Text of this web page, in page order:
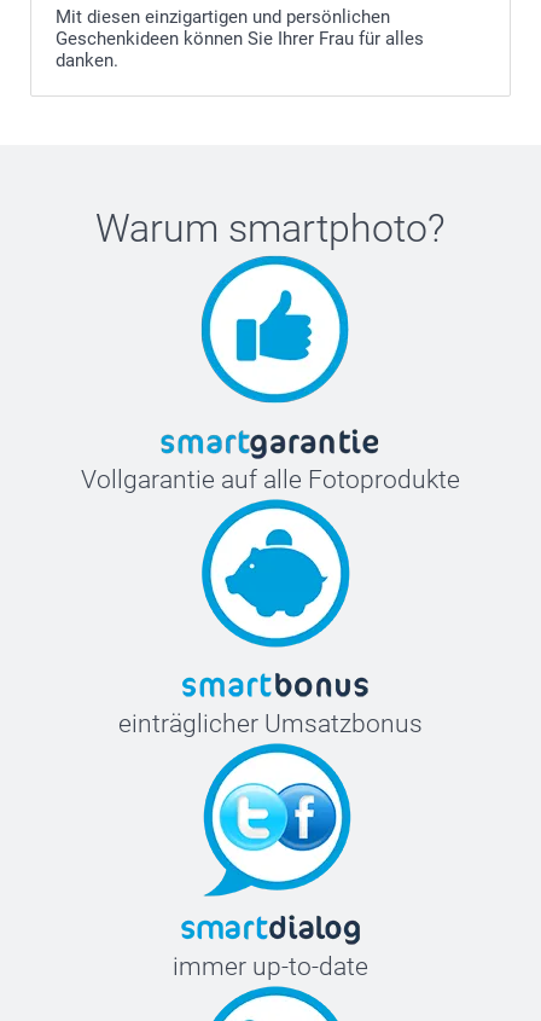
Mit diesen einzigartigen und persönlichen
Geschenkideen können Sie Ihrer Frau für alles
danken.
Warum smartphoto?
Vollgarantie auf alle Fotoprodukte
einträglicher Umsatzbonus
immer up-to-date